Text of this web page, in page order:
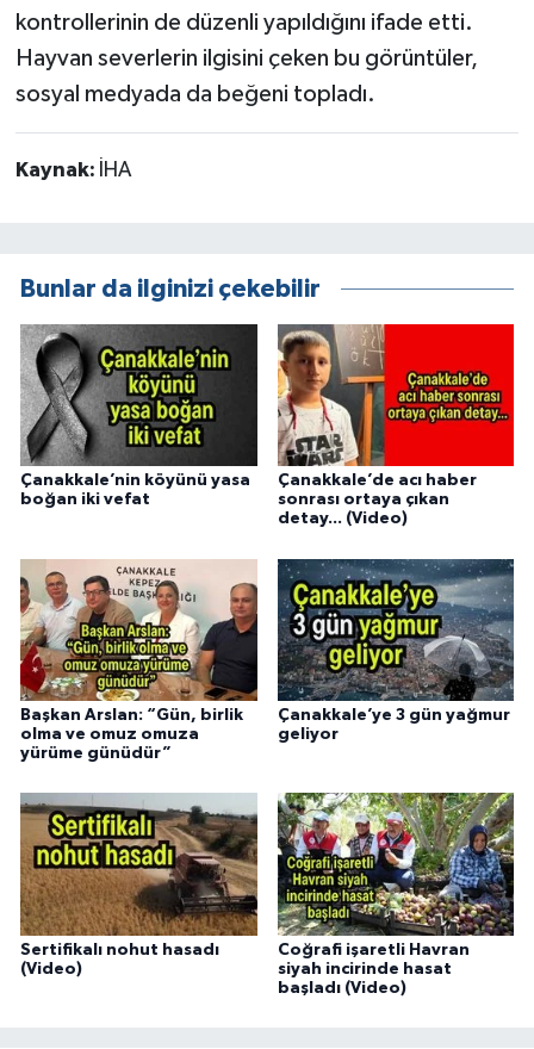
kontrollerinin de düzenli yapıldığını ifade etti.
Hayvan severlerin ilgisini çeken bu görüntüler,
sosyal medyada da beğeni topladı.
Kaynak: İHA
Bunlar da ilginizi çekebilir
Çanakkale’nin köyünü yasa
boğan iki vefat
Çanakkale’de acı haber
sonrası ortaya çıkan
detay... (Video)
Başkan Arslan: “Gün, birlik
olma ve omuz omuza
yürüme günüdür”
Çanakkale’ye 3 gün yağmur
geliyor
Sertifikalı nohut hasadı
(Video)
Coğrafi işaretli Havran
siyah incirinde hasat
başladı (Video)